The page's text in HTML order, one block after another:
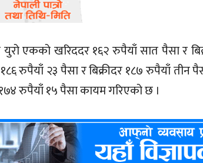
युरो एकको खरिददर १६२ रुपैयाँ सात पैसा र
रुपैयाँ २३ पैसा र बिक्रीदर १८७ रुपैयाँ तीन
रुपैयाँ १५ पैसा कायम गरिएको छ ।